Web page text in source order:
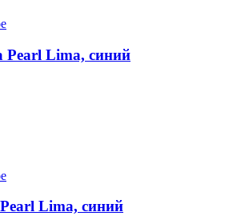
Lima, синий
Lima, синий